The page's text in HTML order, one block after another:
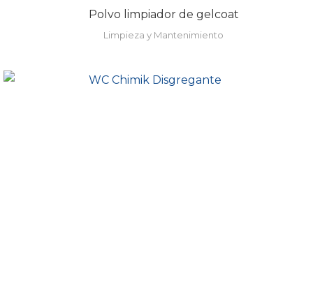
Polvo limpiador de gelcoat
Limpieza y Mantenimiento